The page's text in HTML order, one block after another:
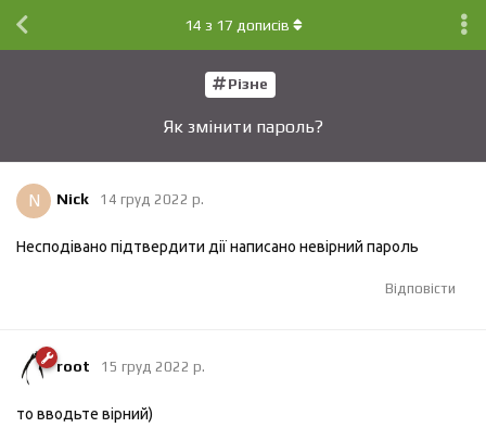
Різне
Як змінити пароль?
14 з 17 дописів
N Nick 14 груд 2022 р.
Несподівано підтвердити дії написано невірний пароль
Відповісти
root 15 груд 2022 р.
то вводьте вірний)